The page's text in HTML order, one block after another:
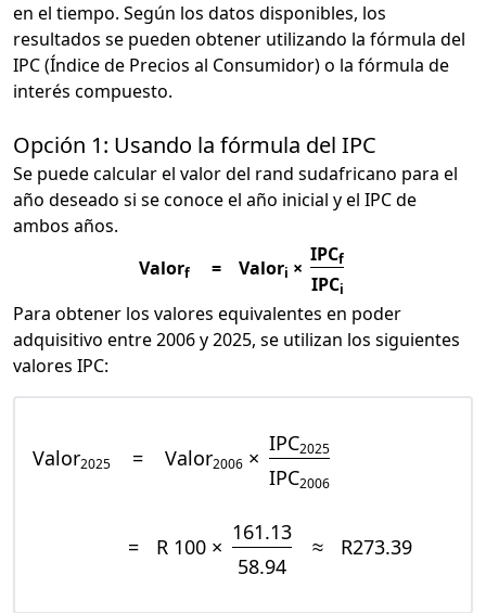
en el tiempo. Según los datos disponibles, los
resultados se pueden obtener utilizando la fórmula del
IPC (Índice de Precios al Consumidor) o la fórmula de
interés compuesto.
Opción 1: Usando la fórmula del IPC
Se puede calcular el valor del rand sudafricano para el
año deseado si se conoce el año inicial y el IPC de
ambos años.
Valorf = Valori ×
IPCf
IPCi
Para obtener los valores equivalentes en poder
adquisitivo entre 2006 y 2025, se utilizan los siguientes
valores IPC:
Valor2025 = Valor2006 ×
IPC2025
IPC2006
= R 100 ×
161.13
58.94
≈ R273.39